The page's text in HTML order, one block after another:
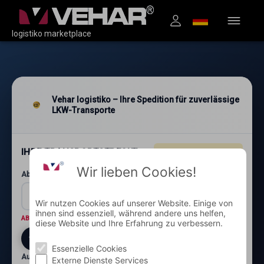
logistiko marketplace
Vehar logistiko – Ihre Spedition für zuverlässige
LKW-Transporte
IHRE TRANSPORTSTRECKE
Abholung: Postleitzahl und Ort*
ABHOLORT Wo wird die Ware abgeholt?
Auslieferung: Postleitzahl und Ort*
Wir lieben Cookies!
Wir nutzen Cookies auf unserer Website. Einige von
ihnen sind essenziell, während andere uns helfen,
diese Website und Ihre Erfahrung zu verbessern.
Essenzielle Cookies
Externe Dienste Services